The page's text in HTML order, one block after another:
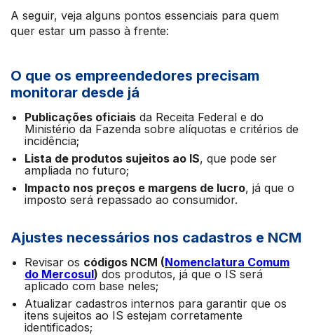
A seguir, veja alguns pontos essenciais para quem
quer estar um passo à frente:
O que os empreendedores precisam
monitorar desde já
Publicações oficiais da Receita Federal e do
Ministério da Fazenda sobre alíquotas e critérios de
incidência;
Lista de produtos sujeitos ao IS, que pode ser
ampliada no futuro;
Impacto nos preços e margens de lucro, já que o
imposto será repassado ao consumidor.
Ajustes necessários nos cadastros e NCM
Revisar os códigos NCM (Nomenclatura Comum
do Mercosul) dos produtos, já que o IS será
aplicado com base neles;
Atualizar cadastros internos para garantir que os
itens sujeitos ao IS estejam corretamente
identificados;